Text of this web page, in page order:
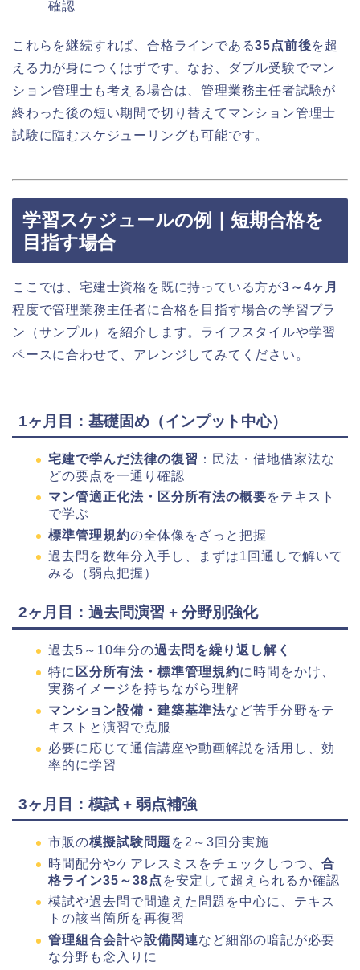
確認
これらを継続すれば、合格ラインである35点前後を超
える力が身につくはずです。なお、ダブル受験でマン
ション管理士も考える場合は、管理業務主任者試験が
終わった後の短い期間で切り替えてマンション管理士
試験に臨むスケジューリングも可能です。
学習スケジュールの例｜短期合格を
目指す場合
ここでは、宅建士資格を既に持っている方が3～4ヶ月
程度で管理業務主任者に合格を目指す場合の学習プラ
ン（サンプル）を紹介します。ライフスタイルや学習
ペースに合わせて、アレンジしてみてください。
1ヶ月目：基礎固め（インプット中心）
宅建で学んだ法律の復習 ：民法・借地借家法な
どの要点を一通り確認
マン管適正化法・区分所有法の概要をテキスト
で学ぶ
標準管理規約の全体像をざっと把握
過去問を数年分入手し、まずは1回通しで解いて
みる（弱点把握）
2ヶ月目：過去問演習 + 分野別強化
過去5～10年分の過去問を繰り返し解く
特に 区分所有法・標準管理規約に時間をかけ、
実務イメージを持ちながら理解
マンション設備・建築基準法など苦手分野をテ
キストと演習で克服
必要に応じて通信講座や動画解説を活用し、効
率的に学習
3ヶ月目：模試 + 弱点補強
市販の模擬試験問題 を2～3回分実施
時間配分やケアレスミスをチェックしつつ、 合
格ライン35～38点 を安定して超えられるか確認
模試や過去問で間違えた問題を中心に、テキス
トの該当箇所を再復習
管理組合会計や設備関連など細部の暗記が必要
な分野も念入りに